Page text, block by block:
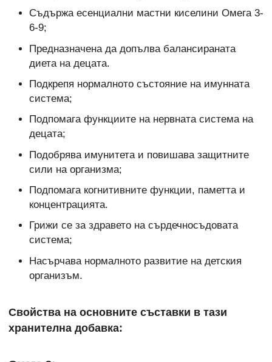
Съдържа есенциални мастни киселини Омега 3-
6-9;
Предназначена да допълва балансираната
диета на децата.
Подкрепя нормалното състояние на имунната
система;
Подпомага функциите на нервната система на
децата;
Подобрява имунитета и повишава защитните
сили на организма;
Подпомага когнитивните функции, паметта и
концентрацията.
Грижи се за здравето на сърдечносъдовата
система;
Насърчава нормалното развитие на детския
организъм.
Свойства на основните съставки в тази
хранителна добавка: